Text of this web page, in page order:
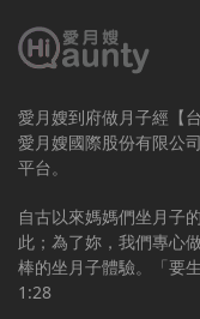
愛月嫂到府做月子經【
愛月嫂國際股份有限公
平台。
自古以來媽媽們坐月子
此；為了妳，我們專心
棒的坐月子體驗。「要
1:28